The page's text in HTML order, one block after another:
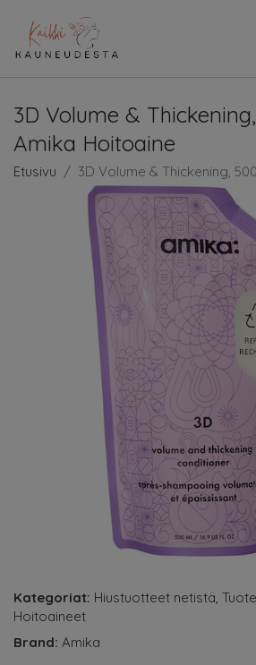
3D Volume &
Amika Hoitoaine
Etusivu 3D Volume & Thickening,
Kategoriat: Hiustuotteet netistä,
Hoitoaineet
Brand: Amika